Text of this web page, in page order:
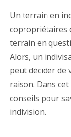
Un terrain en
copropriétaires
terrain en
Alors, un
peut décider de
raison. Dans
conseils pour
indivision.